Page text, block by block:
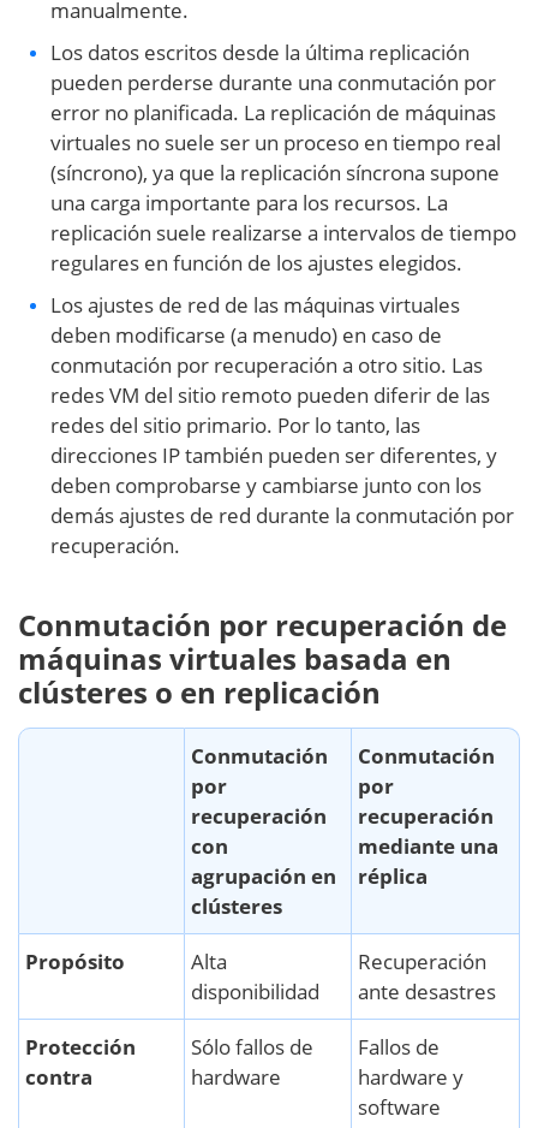
manualmente.
Los datos escritos desde la última replicación
pueden perderse durante una conmutación por
error no planificada. La replicación de máquinas
virtuales no suele ser un proceso en tiempo real
(síncrono), ya que la replicación síncrona supone
una carga importante para los recursos. La
replicación suele realizarse a intervalos de tiempo
regulares en función de los ajustes elegidos.
Los ajustes de red de las máquinas virtuales
deben modificarse (a menudo) en caso de
conmutación por recuperación a otro sitio. Las
redes VM del sitio remoto pueden diferir de las
redes del sitio primario. Por lo tanto, las
direcciones IP también pueden ser diferentes, y
deben comprobarse y cambiarse junto con los
demás ajustes de red durante la conmutación por
recuperación.
Conmutación por recuperación de
máquinas virtuales basada en
clústeres o en replicación
Conmutación
por
recuperación
con
agrupación en
clústeres
Conmutación
por
recuperación
mediante una
réplica
Propósito
Alta
disponibilidad
Recuperación
ante desastres
Protección
contra
Sólo fallos de
hardware
Fallos de
hardware y
software